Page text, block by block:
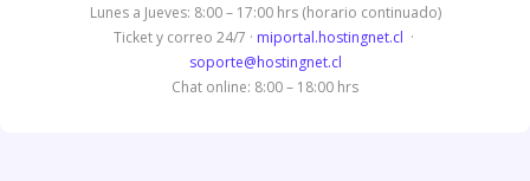
Lunes a Jueves: 8:00 – 17:00 hrs (horario continuado)
Ticket y correo 24/7 · miportal.hostingnet.cl ·
soporte@hostingnet.cl
Chat online: 8:00 – 18:00 hrs